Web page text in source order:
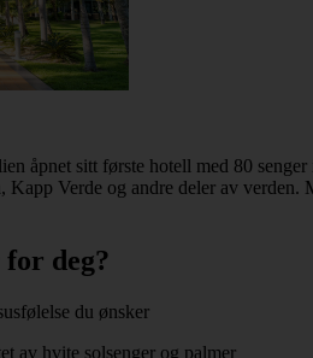
åpnet sitt første hotell med 80
Verde og andre deler av
deg?
du ønsker